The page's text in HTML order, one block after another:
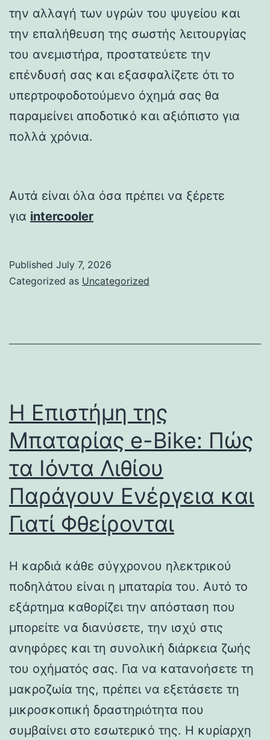
την αλλαγή των υγρών του ψυγείου και
την επαλήθευση της σωστής λειτουργίας
του ανεμιστήρα, προστατεύετε την
επένδυσή σας και εξασφαλίζετε ότι το
υπερτροφοδοτούμενο όχημά σας θα
παραμείνει αποδοτικό και αξιόπιστο για
πολλά χρόνια.
Αυτά είναι όλα όσα πρέπει να ξέρετε
για intercooler
Published July 7, 2026
Categorized as Uncategorized
Η Επιστήμη της
Μπαταρίας e-Bike: Πώς
τα Ιόντα Λιθίου
Παράγουν Ενέργεια και
Γιατί Φθείρονται
Η καρδιά κάθε σύγχρονου ηλεκτρικού
ποδηλάτου είναι η μπαταρία του. Αυτό το
εξάρτημα καθορίζει την απόσταση που
μπορείτε να διανύσετε, την ισχύ στις
ανηφόρες και τη συνολική διάρκεια ζωής
του οχήματός σας. Για να κατανοήσετε τη
μακροζωία της, πρέπει να εξετάσετε τη
μικροσκοπική δραστηριότητα που
συμβαίνει στο εσωτερικό της. Η κυρίαρχη